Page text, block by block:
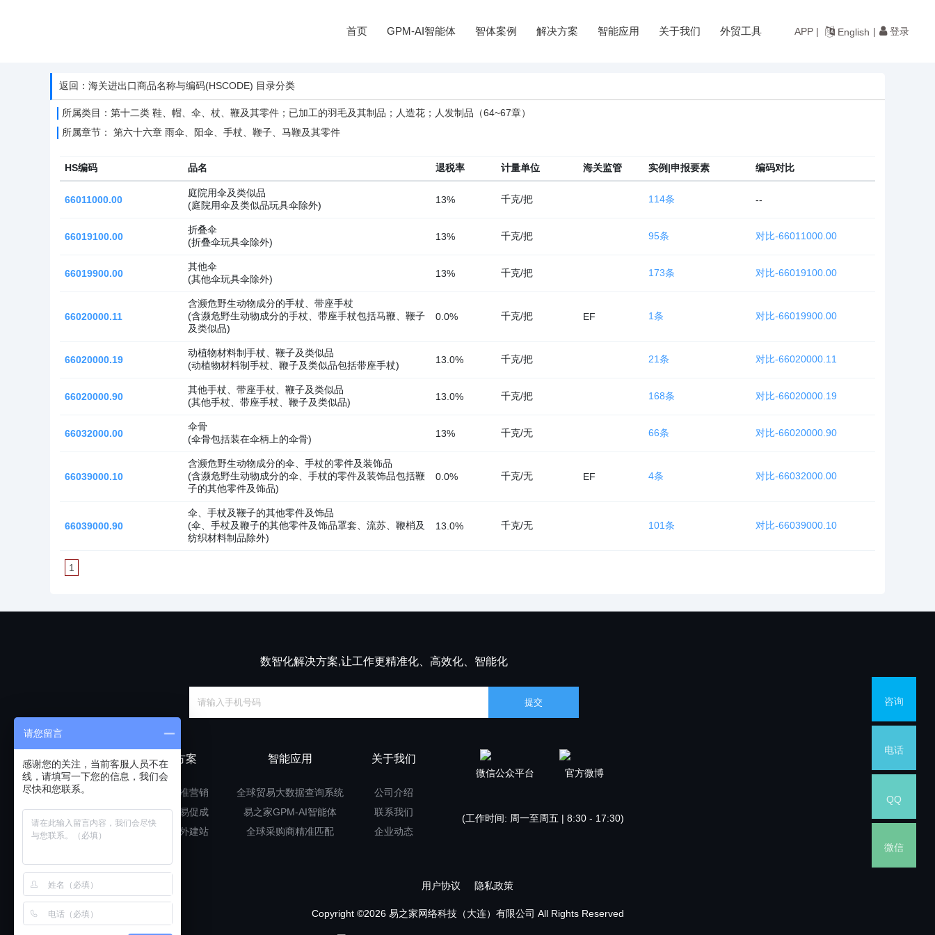
首页 GPM-AI智能体 智体案例 解决方案 智能应用 关于我们 外贸工具 APP | English | 登录
返回：海关进出口商品名称与编码(HSCODE) 目录分类
所属类目：第十二类 鞋、帽、伞、杖、鞭及其零件；已加工的羽毛及其制品；人造花；人发制品（64~67章）
所属章节： 第六十六章 雨伞、阳伞、手杖、鞭子、马鞭及其零件
HS编码 品名 退税率 计量单位 海关监管 实例|申报要素 编码对比
66011000.00
庭院用伞及类似品
(庭院用伞及类似品玩具伞除外)
13% 千克/把 114条 --
66019100.00
折叠伞
(折叠伞玩具伞除外)
13% 千克/把 95条 对比-66011000.00
66019900.00
其他伞
(其他伞玩具伞除外)
13% 千克/把 173条 对比-66019100.00
66020000.11
含濒危野生动物成分的手杖、带座手杖
(含濒危野生动物成分的手杖、带座手杖包括马鞭、鞭子
及类似品)
0.0% 千克/把 EF 1条 对比-66019900.00
66020000.19
动植物材料制手杖、鞭子及类似品
(动植物材料制手杖、鞭子及类似品包括带座手杖)
13.0% 千克/把 21条 对比-66020000.11
66020000.90
其他手杖、带座手杖、鞭子及类似品
(其他手杖、带座手杖、鞭子及类似品)
13.0% 千克/把 168条 对比-66020000.19
66032000.00
伞骨
(伞骨包括装在伞柄上的伞骨)
13% 千克/无 66条 对比-66020000.90
66039000.10
含濒危野生动物成分的伞、手杖的零件及装饰品
(含濒危野生动物成分的伞、手杖的零件及装饰品包括鞭
子的其他零件及饰品)
0.0% 千克/无 EF 4条 对比-66032000.00
66039000.90
伞、手杖及鞭子的其他零件及饰品
(伞、手杖及鞭子的其他零件及饰品罩套、流苏、鞭梢及
纺织材料制品除外)
13.0% 千克/无 101条 对比-66039000.10
1
数智化解决方案,让工作更精准化、高效化、智能化
解决方案
大数据精准营销
点对点贸易促成
多语言海外建站
智能应用
全球贸易大数据查询系统
易之家GPM-AI智能体
全球采购商精准匹配
关于我们
公司介绍
联系我们
企业动态
微信公众平台 官方微博
(工作时间: 周一至周五 | 8:30 - 17:30)
用户协议 隐私政策
Copyright ©2026 易之家网络科技（大连）有限公司 All Rights Reserved
咨询
电话
QQ
微信
请您留言
感谢您的关注，当前客服人员不在
线，请填写一下您的信息，我们会
尽快和您联系。